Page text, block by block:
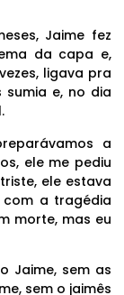
Jaime fez
da capa e,
ligava pra
e, no dia
a
ele me pediu
ele estava
a tragédia
morte, mas eu
Jaime, sem as
sem o jaimês